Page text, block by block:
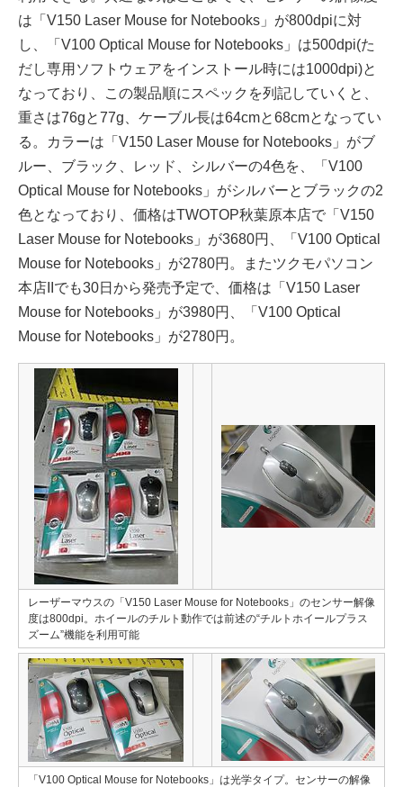
は「V150 Laser Mouse for Notebooks」が800dpiに対
し、「V100 Optical Mouse for Notebooks」は500dpi(た
だし専用ソフトウェアをインストール時には1000dpi)と
なっており、この製品順にスペックを列記していくと、
重さは76gと77g、ケーブル長は64cmと68cmとなってい
る。カラーは「V150 Laser Mouse for Notebooks」がブ
ルー、ブラック、レッド、シルバーの4色を、「V100
Optical Mouse for Notebooks」がシルバーとブラックの2
色となっており、価格はTWOTOP秋葉原本店で「V150
Laser Mouse for Notebooks」が3680円、「V100 Optical
Mouse for Notebooks」が2780円。またツクモパソコン
本店IIでも30日から発売予定で、価格は「V150 Laser
Mouse for Notebooks」が3980円、「V100 Optical
Mouse for Notebooks」が2780円。
レーザーマウスの「V150 Laser Mouse for Notebooks」のセンサー解像
度は800dpi。ホイールのチルト動作では前述の“チルトホイールプラス
ズーム”機能を利用可能
「V100 Optical Mouse for Notebooks」は光学タイプ。センサーの解像